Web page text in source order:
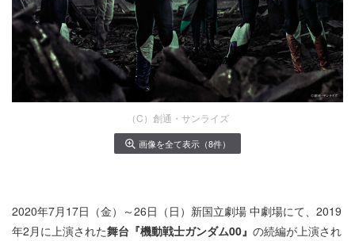
（C）創通・サンライズ
画像を全て表示（8件）
2020年7月17日（金）～26日（日）新国立劇場 中劇場にて、2019
年2月に上演された舞台『機動戦士ガンダム00』 の続編が上演され